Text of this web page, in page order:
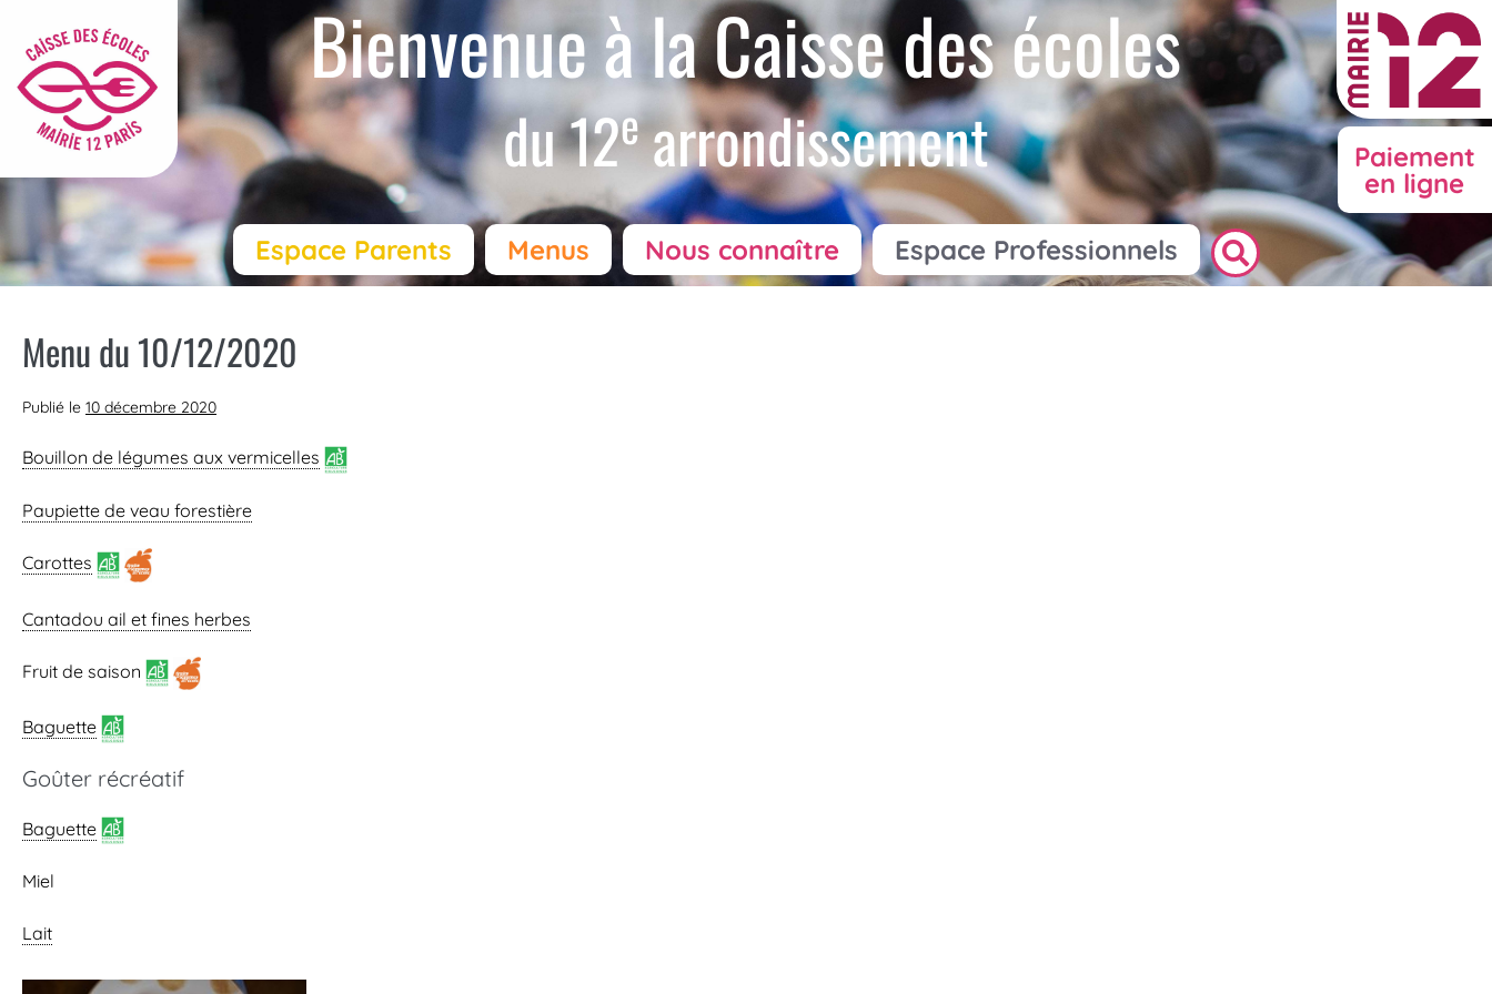
Bienvenue à la Caisse des écoles
du 12earrondissement
Paiement
en ligne
Espace Parents
Menus Nous connaître Espace Professionnels
Menu du 10/12/2020
Publié le 10 décembre 2020
Bouillon de légumes aux vermicelles
Paupiette de veau forestière
Carottes
Cantadou ail et fines herbes
Fruit de saison
Baguette
Goûter récréatif
Baguette
Miel
Lait